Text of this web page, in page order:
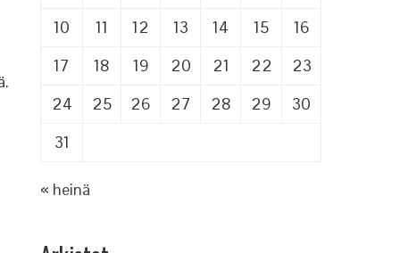
10
11 12 13 14 15
16
17
18 19 20 21 22
23
24
25 26 27 28 29
30
31
« heinä